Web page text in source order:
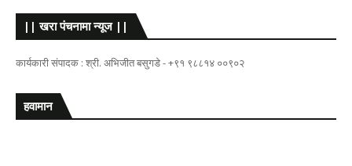
|| खरा पंचनामा न्यूज ||
कार्यकारी संपादक : श्री. अभिजीत बसुगडे - +९१ ९८८१४ ००९०२
हवामान